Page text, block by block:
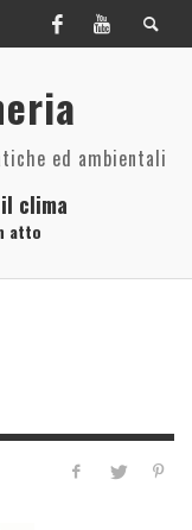
ed ambientali
clima
atto